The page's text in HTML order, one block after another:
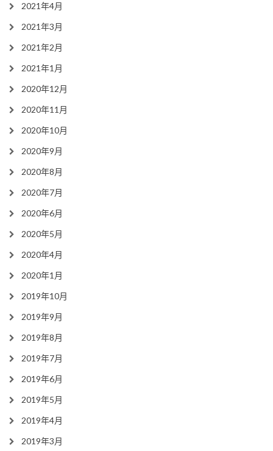
2021年4月
2021年3月
2021年2月
2021年1月
2020年12月
2020年11月
2020年10月
2020年9月
2020年8月
2020年7月
2020年6月
2020年5月
2020年4月
2020年1月
2019年10月
2019年9月
2019年8月
2019年7月
2019年6月
2019年5月
2019年4月
2019年3月